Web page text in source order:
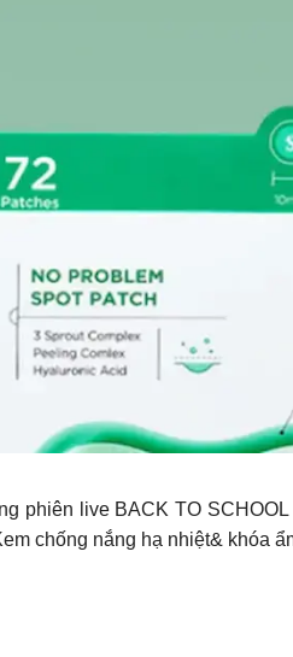
phiên live BACK TO
chống nắng hạ nhiệt& khóa